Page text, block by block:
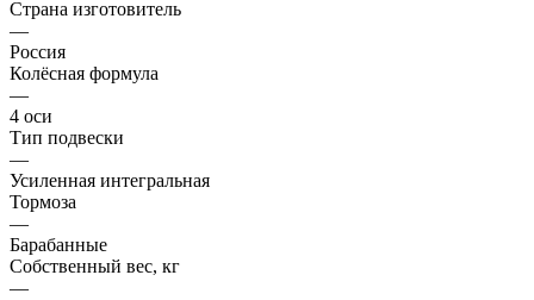
Страна изготовитель
—
Россия
Колёсная формула
—
4 оси
Тип подвески
—
Усиленная интегральная
Тормоза
—
Барабанные
Собственный вес, кг
—